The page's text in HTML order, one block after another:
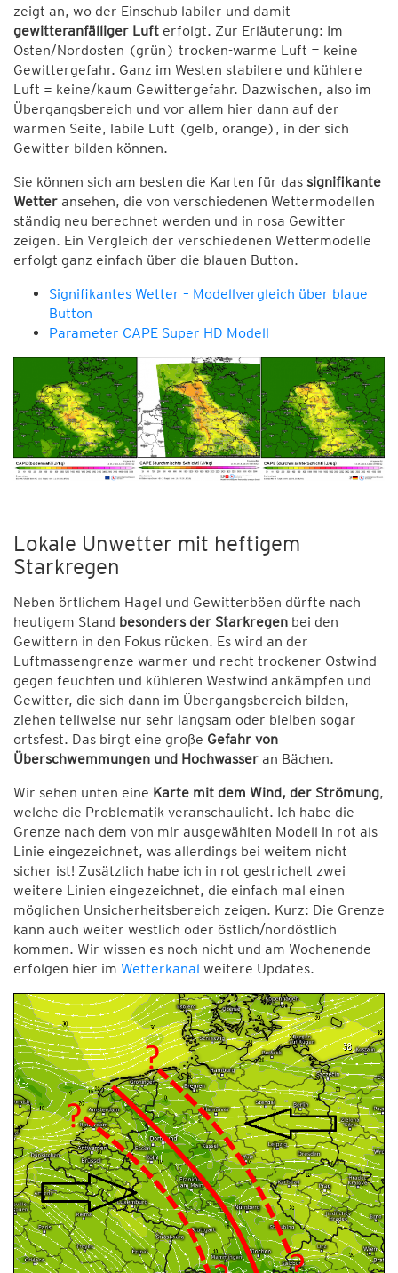
zeigt an, wo der Einschub labiler und damit
gewitteranfälliger Luft erfolgt. Zur Erläuterung: Im
Osten/Nordosten (grün) trocken-warme Luft = keine
Gewittergefahr. Ganz im Westen stabilere und kühlere
Luft = keine/kaum Gewittergefahr. Dazwischen, also im
Übergangsbereich und vor allem hier dann auf der
warmen Seite, labile Luft (gelb, orange), in der sich
Gewitter bilden können.
Sie können sich am besten die Karten für das signifikante
Wetter ansehen, die von verschiedenen Wettermodellen
ständig neu berechnet werden und in rosa Gewitter
zeigen. Ein Vergleich der verschiedenen Wettermodelle
erfolgt ganz einfach über die blauen Button.
Signifikantes Wetter – Modellvergleich über blaue
Button
Parameter CAPE Super HD Modell
Lokale Unwetter mit heftigem
Starkregen
Neben örtlichem Hagel und Gewitterböen dürfte nach
heutigem Stand besonders der Starkregen bei den
Gewittern in den Fokus rücken. Es wird an der
Luftmassengrenze warmer und recht trockener Ostwind
gegen feuchten und kühleren Westwind ankämpfen und
Gewitter, die sich dann im Übergangsbereich bilden,
ziehen teilweise nur sehr langsam oder bleiben sogar
ortsfest. Das birgt eine große Gefahr von
Überschwemmungen und Hochwasser an Bächen.
Wir sehen unten eine Karte mit dem Wind, der Strömung,
welche die Problematik veranschaulicht. Ich habe die
Grenze nach dem von mir ausgewählten Modell in rot als
Linie eingezeichnet, was allerdings bei weitem nicht
sicher ist! Zusätzlich habe ich in rot gestrichelt zwei
weitere Linien eingezeichnet, die einfach mal einen
möglichen Unsicherheitsbereich zeigen. Kurz: Die Grenze
kann auch weiter westlich oder östlich/nordöstlich
kommen. Wir wissen es noch nicht und am Wochenende
erfolgen hier im Wetterkanal weitere Updates.